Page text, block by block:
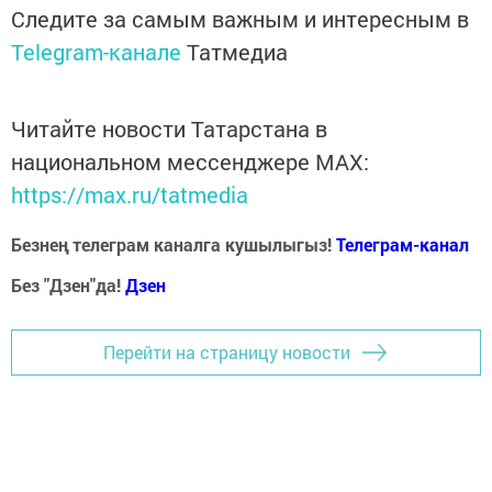
Следите за самым важным и интересным в
Telegram-канале Татмедиа
Читайте новости Татарстана в
национальном мессенджере MАХ:
https://max.ru/tatmedia
Безнең телеграм каналга кушылыгыз!Телеграм-канал
Без "Дзен"да!Дзен
Перейти на страницу новости